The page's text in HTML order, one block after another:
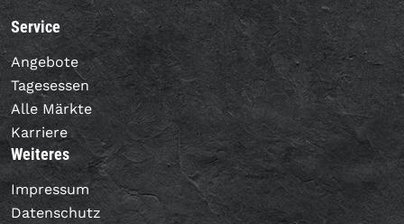
Service
Angebote
Tagesessen
Alle Märkte
Karriere
Weiteres
Impressum
Datenschutz